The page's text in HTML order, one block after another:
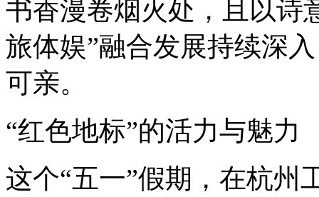
书香漫卷烟火处，且以诗
旅体娱”融合发展持续深
可亲。
“红色地标”的活力与魅力
这个“五一”假期，在杭州